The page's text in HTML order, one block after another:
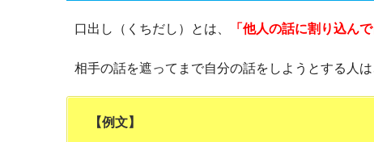
口出し（くちだし）とは、 「他人の話に割り込ん
相手の話を遮ってまで自分の話をしようとする人
【例文】